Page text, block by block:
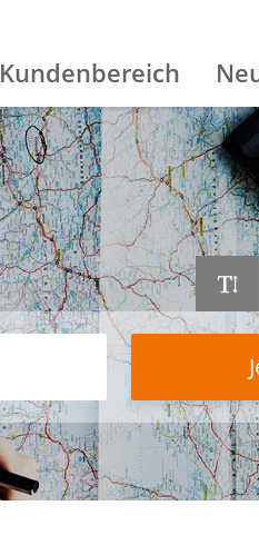
Kundenbereich